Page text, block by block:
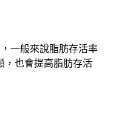
一般來說脂肪存活率
，也會提高脂肪存活